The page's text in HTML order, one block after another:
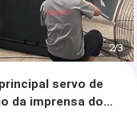
2/3
servo de
da imprensa do